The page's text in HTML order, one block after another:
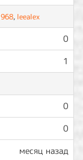
, leealex
0
1
0
0
месяц назад